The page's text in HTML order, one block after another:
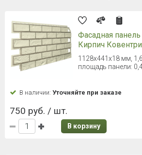
Фасадная
Кирпич Ковентри
1128х441х18 мм,
площадь панели:
В наличии: Уточняйте при заказе
750 руб. / шт.
В корзину